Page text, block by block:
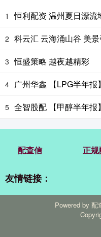
1 恒利配资 温州夏日漂流
2 科云汇 云海涌山谷 美
3 恒盛策略 越夜越精彩
4 广州华鑫 【LPG半年
5 全智股配 【甲醇半年
配查信 正
友情链接：
Powered by 配